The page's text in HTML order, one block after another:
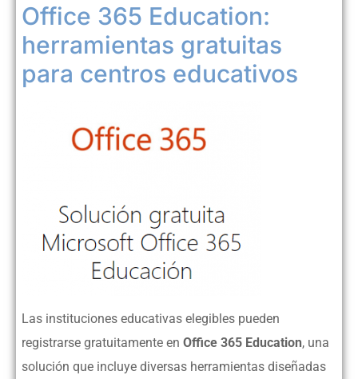
Office 365 Education:
herramientas gratuitas
para centros educativos
Las instituciones educativas elegibles pueden
registrarse gratuitamente en Office 365 Education, una
solución que incluye diversas herramientas diseñadas